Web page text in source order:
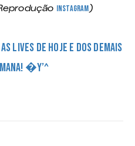
Instagram)
LIVES DE HOJE E DOS DEMAIS
�Y’^